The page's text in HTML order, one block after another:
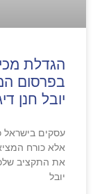
הגדלת
בפרסום
יובל חנן
עסקים בישראל
אלא כורח
את התקציב
יובל